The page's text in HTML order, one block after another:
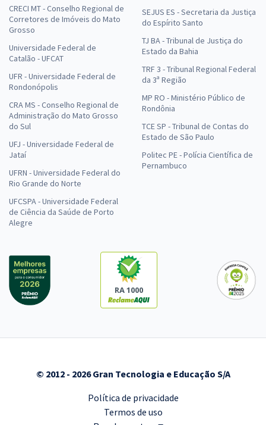
CRECI MT - Conselho Regional de
Corretores de Imóveis do Mato
Grosso
Universidade Federal de
Catalão - UFCAT
UFR - Universidade Federal de
Rondonópolis
CRA MS - Conselho Regional de
Administração do Mato Grosso
do Sul
UFJ - Universidade Federal de
Jataí
UFRN - Universidade Federal do
Rio Grande do Norte
UFCSPA - Universidade Federal
de Ciência da Saúde de Porto
Alegre
SEJUS ES - Secretaria da Justiça
do Espírito Santo
TJ BA - Tribunal de Justiça do
Estado da Bahia
TRF 3 - Tribunal Regional Federal
da 3ª Região
MP RO - Ministério Público de
Rondônia
TCE SP - Tribunal de Contas do
Estado de São Paulo
Politec PE - Polícia Científica de
Pernambuco
RA 1000
© 2012 - 2026 Gran Tecnologia e Educação S/A
Política de privacidade
Termos de uso